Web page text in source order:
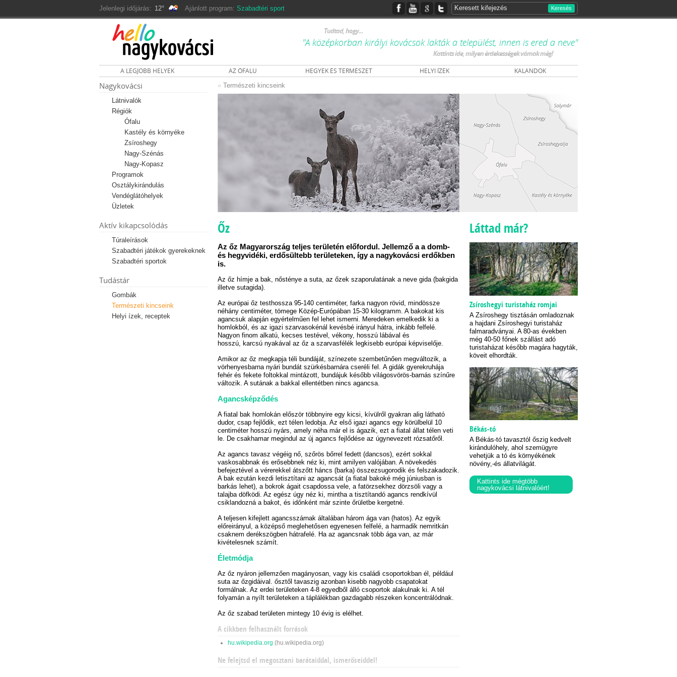
Jelenlegi időjárás: 12° Ajánlott program: Szabadtéri sport Keresés
Tudtad, hogy...
"A középkorban királyi kovácsok lakták a települést, innen is ered a neve"
Kattints ide, milyen érdekességek várnak még!
A LEGJOBB HELYEK AZ ÓFALU HEGYEK ÉS TERMÉSZET HELYI ÍZEK KALANDOK
Nagykovácsi
Látnivalók
Régiók
Ófalu
Kastély és környéke
Zsíroshegy
Nagy-Szénás
Nagy-Kopasz
Programok
Osztálykirándulás
Vendéglátóhelyek
Üzletek
Aktív kikapcsolódás
Túraleírások
Szabadtéri játékok gyerekeknek
Szabadtéri sportok
Tudástár
Gombák
Természeti kincseink
Helyi ízek, receptek
» Természeti kincseink
Őz
Az őz Magyarország teljes területén előfordul. Jellemző a a domb-
és hegyvidéki, erdősültebb területeken, így a nagykovácsi erdőkben
is.
Az őz hímje a bak, nősténye a suta, az őzek szaporulatának a neve gida (bakgida
illetve sutagida).
Az európai őz testhossza 95-140 centiméter, farka nagyon rövid, mindössze
néhány centiméter, tömege Közép-Európában 15-30 kilogramm. A bakokat kis
agancsuk alapján egyértelműen fel lehet ismerni. Meredeken emelkedik ki a
homlokból, és az igazi szarvasokénál kevésbé irányul hátra, inkább felfelé.
Nagyon finom alkatú, kecses testével, vékony, hosszú lábával és
hosszú, karcsú nyakával az őz a szarvasfélék legkisebb európai képviselője.
Amikor az őz megkapja téli bundáját, színezete szembetűnően megváltozik, a
vörhenyesbarna nyári bundát szürkésbarnára cseréli fel. A gidák gyerekruhája
fehér és fekete foltokkal mintázott, bundájuk később világosvörös-barnás színűre
változik. A sutának a bakkal ellentétben nincs agancsa.
Agancsképződés
A fiatal bak homlokán először többnyire egy kicsi, kívülről gyakran alig látható
dudor, csap fejlődik, ezt télen ledobja. Az első igazi agancs egy körülbelül 10
centiméter hosszú nyárs, amely néha már el is ágazik, ezt a fiatal állat télen veti
le. De csakhamar megindul az új agancs fejlődése az úgynevezett rózsatőről.
Az agancs tavasz végéig nő, szőrös bőrrel fedett (dancsos), ezért sokkal
vaskosabbnak és erősebbnek néz ki, mint amilyen valójában. A növekedés
befejeztével a vérerekkel átszőtt háncs (barka) összezsugorodik és felszakadozik.
A bak ezután kezdi letisztítani az agancsát (a fiatal bakoké még júniusban is
barkás lehet), a bokrok ágait csapdossa vele, a fatörzsekhez dörzsöli vagy a
talajba döfködi. Az egész úgy néz ki, mintha a tisztítandó agancs rendkívül
csiklandozná a bakot, és időnként már szinte őrületbe kergetné.
A teljesen kifejlett agancsszárnak általában három ága van (hatos). Az egyik
előreirányul, a középső meglehetősen egyenesen felfelé, a harmadik nemritkán
csaknem derékszögben hátrafelé. Ha az agancsnak több ága van, az már
kivételesnek számít.
Életmódja
Az őz nyáron jellemzően magányosan, vagy kis családi csoportokban él, például
suta az őzgidáival. ősztől tavaszig azonban kisebb nagyobb csapatokat
formálnak. Az erdei területeken 4-8 egyedből álló csoportok alakulnak ki. A tél
folyamán a nyílt területeken a táplálékban gazdagabb részeken koncentrálódnak.
Az őz szabad területen mintegy 10 évig is elélhet.
A cikkben felhasznált források
hu.wikipedia.org (hu.wikipedia.org)
Ne felejtsd el megosztani barátaiddal, ismerőseiddel!
Láttad már?
Zsíroshegyi turistaház romjai
A Zsíroshegy tisztásán omladoznak
a hajdani Zsíroshegyi turistaház
falmaradványai. A 80-as években
még 40-50 főnek szállást adó
turistaházat később magára hagyták,
köveit elhordták.
Békás-tó
A Békás-tó tavasztól őszig kedvelt
kirándulóhely, ahol szemügyre
vehetjük a tó és környékének
növény,-és állatvilágát.
Kattints ide mégtöbb
nagykovácsi látnivalóért!